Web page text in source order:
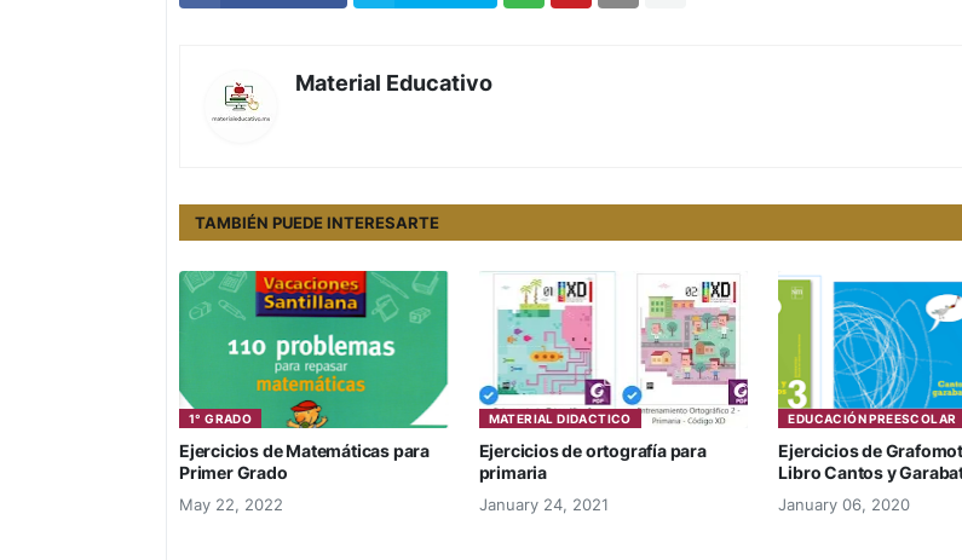
Material Educativo
TAMBIÉN PUEDE INTERESARTE
1° GRADO
Ejercicios de Matemáticas para
Primer Grado
May 22, 2022
MATERIAL DIDACTICO
Ejercicios de ortografía para
primaria
January 24, 2021
EDUCACIÓN PREESCOLAR
Ejercicios de
Libro Cantos y
January 06, 2020